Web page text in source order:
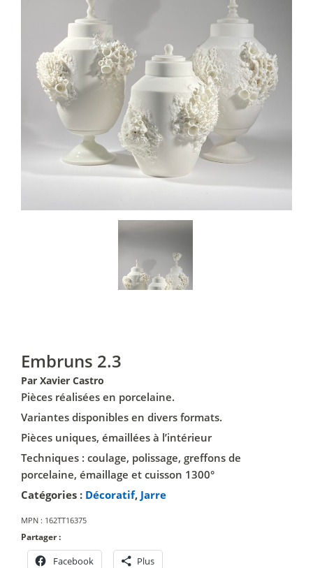
Embruns 2.3
Par Xavier Castro
Pièces réalisées en porcelaine.
Variantes disponibles en divers formats.
Pièces uniques, émaillées à l’intérieur
Techniques : coulage, polissage, greffons de
porcelaine, émaillage et cuisson 1300°
Catégories : Décoratif, Jarre
MPN : 162TT16375
Partager :
Facebook Plus